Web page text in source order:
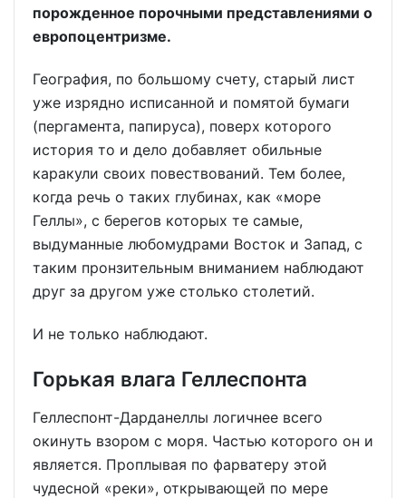
порожденное порочными представлениями о
европоцентризме.
География, по большому счету, старый лист
уже изрядно исписанной и помятой бумаги
(пергамента, папируса), поверх которого
история то и дело добавляет обильные
каракули своих повествований. Тем более,
когда речь о таких глубинах, как «море
Геллы», с берегов которых те самые,
выдуманные любомудрами Восток и Запад, с
таким пронзительным вниманием наблюдают
друг за другом уже столько столетий.
И не только наблюдают.
Горькая влага Геллеспонта
Геллеспонт-Дарданеллы логичнее всего
окинуть взором с моря. Частью которого он и
является. Проплывая по фарватеру этой
чудесной «реки», открывающей по мере